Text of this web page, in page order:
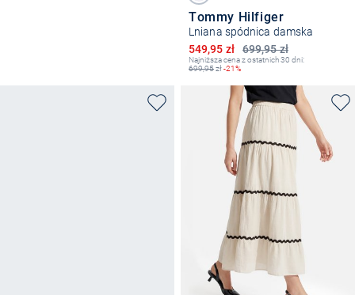
Tommy Hilfiger
Lniana spódnica damska
699,95 zł
Obniżona cena
549,95 zł
Najniższa cena z ostatnich 30 dni:
699,95zł-21%